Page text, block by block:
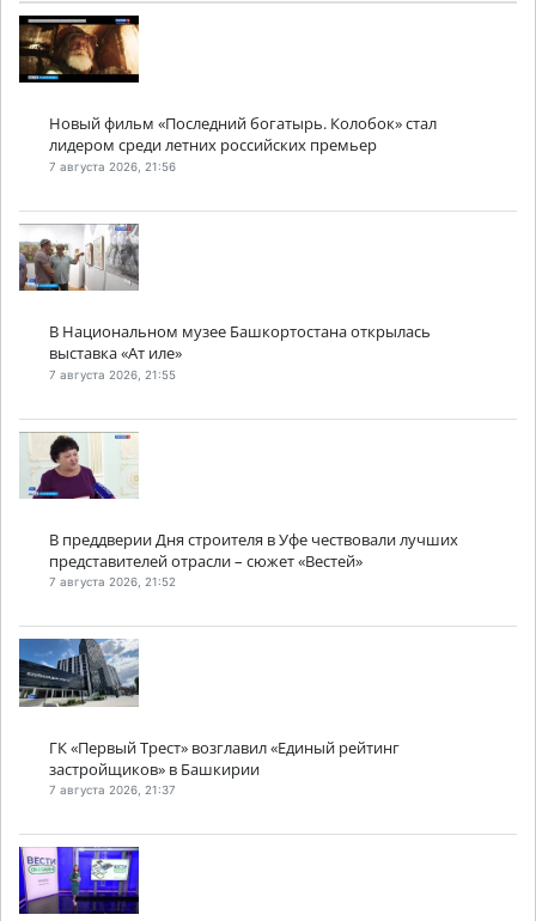
Новый фильм «Последний богатырь. Колобок» стал
лидером среди летних российских премьер
7 августа 2026, 21:56
В Национальном музее Башкортостана открылась
выставка «Ат иле»
7 августа 2026, 21:55
В преддверии Дня строителя в Уфе чествовали лучших
представителей отрасли – сюжет «Вестей»
7 августа 2026, 21:52
ГК «Первый Трест» возглавил «Единый рейтинг
застройщиков» в Башкирии
7 августа 2026, 21:37